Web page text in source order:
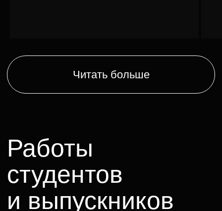
Юрий Хмельницкий — курс
Режиссура. Инна Мордвинова,
Анастасия Гречанова — VFX